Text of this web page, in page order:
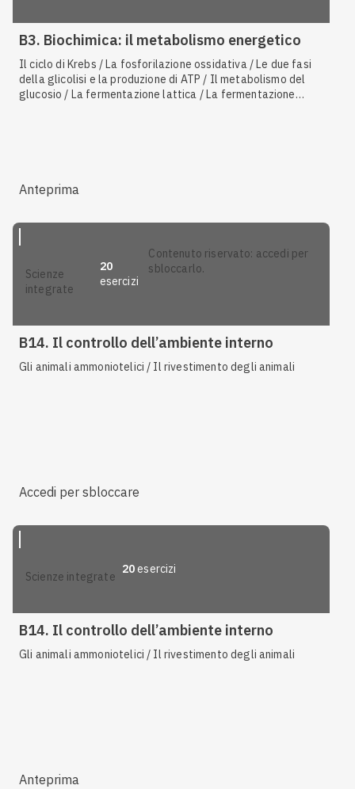
B3. Biochimica: il metabolismo energetico
Il ciclo di Krebs / La fosforilazione ossidativa / Le due fasi
della glicolisi e la produzione di ATP / Il metabolismo del
glucosio / La fermentazione lattica / La fermentazione
Anteprima
scienze
integrate
20
esercizi
contenuto riservato: accedi per
sbloccarlo.
B14. Il controllo dell’ambiente interno
Gli animali ammoniotelici / Il rivestimento degli animali
Accedi per sbloccare
scienze integrate
20 esercizi
B14. Il controllo dell’ambiente interno
Gli animali ammoniotelici / Il rivestimento degli animali
Anteprima